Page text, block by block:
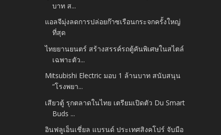
บาท ส...
แอลจีมุ่งลดการปล่อยก๊าซเรือนกระจกครั้งใหญ่
ที่สุด
ไทยยานยนตร์ สร้างสรรค์รถตู้คันพิเศษในสไตล์
เฉพาะตัว...
Mitsubishi Electric มอบ 1 ล้านบาท สนับสนุน
“โรงพยา...
เสียวตู้ รุกตลาดในไทย เตรียมเปิดตัว Du Smart
Buds ...
อินฟลูเอ็นเชี่ยล แบรนด์ ประเทศสิงคโปร์ จับมือ